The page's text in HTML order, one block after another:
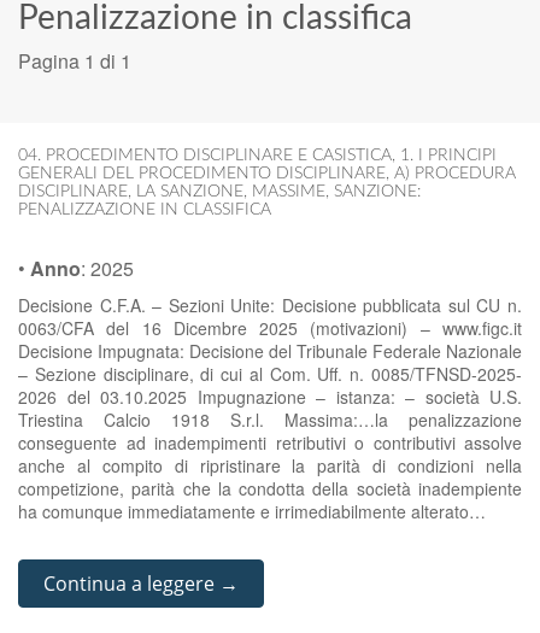
Penalizzazione in classifica
Pagina 1 di 1
04. PROCEDIMENTO DISCIPLINARE E CASISTICA, 1. I PRINCIPI
GENERALI DEL PROCEDIMENTO DISCIPLINARE, A) PROCEDURA
DISCIPLINARE, LA SANZIONE, MASSIME, SANZIONE:
PENALIZZAZIONE IN CLASSIFICA
• Anno: 2025
Decisione C.F.A. – Sezioni Unite: Decisione pubblicata sul CU n.
0063/CFA del 16 Dicembre 2025 (motivazioni) – www.figc.it
Decisione Impugnata: Decisione del Tribunale Federale Nazionale
– Sezione disciplinare, di cui al Com. Uff. n. 0085/TFNSD-2025-
2026 del 03.10.2025 Impugnazione – istanza: – società U.S.
Triestina Calcio 1918 S.r.l. Massima:…la penalizzazione
conseguente ad inadempimenti retributivi o contributivi assolve
anche al compito di ripristinare la parità di condizioni nella
competizione, parità che la condotta della società inadempiente
ha comunque immediatamente e irrimediabilmente alterato…
Continua a leggere →